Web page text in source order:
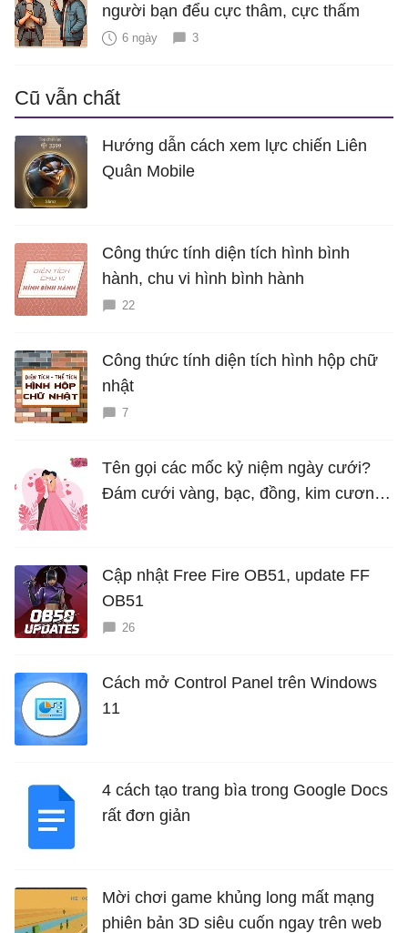
người bạn đểu cực thâm, cực thấm
6 ngày 3
Cũ vẫn chất
Hướng dẫn cách xem lực chiến Liên
Quân Mobile
Công thức tính diện tích hình bình
hành, chu vi hình bình hành
22
Công thức tính diện tích hình hộp chữ
nhật
7
Tên gọi các mốc kỷ niệm ngày cưới?
Đám cưới vàng, bạc, đồng, kim cương
Cập nhật Free Fire OB51, update FF
OB51
26
Cách mở Control Panel trên Windows
11
4 cách tạo trang bìa trong Google Docs
rất đơn giản
Mời chơi game khủng long mất mạng
phiên bản 3D siêu cuốn ngay trên web